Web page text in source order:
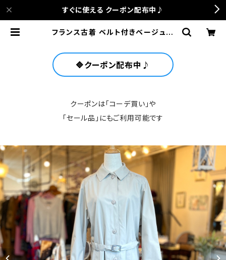
すぐに使える クーポン配布中♪
フランス古着 ベルト付きベージュコ
🔷クーポン配布中♪
クーポンは「コーデ買い」や
「セール品」にもご利用可能です